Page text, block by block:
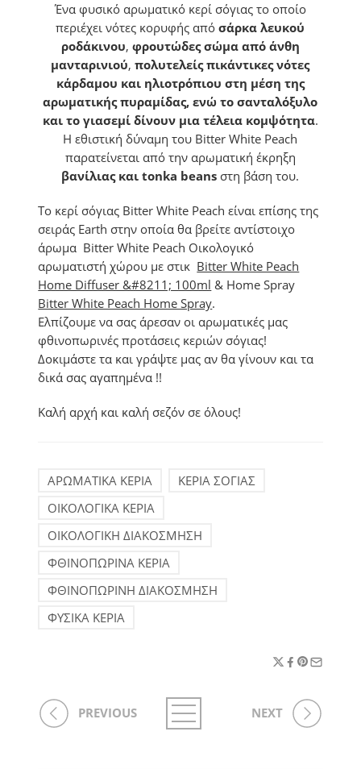
Ένα φυσικό αρωματικό κερί σόγιας το οποίο
περιέχει νότες κορυφής απόσάρκα λευκού
ροδάκινου, φρουτώδες σώμα από άνθη
μανταρινιού, πολυτελείς πικάντικες νότες
κάρδαμου και ηλιοτρόπιου στη μέση της
αρωματικής πυραμίδας, ενώ το σανταλόξυλο
και το γιασεμί δίνουν μια τέλεια κομψότητα.
Η εθιστική δύναμη του Bitter White Peach
παρατείνεται από την αρωματική έκρηξη
βανίλιας και tonka beans στη βάση του.
Το κερί σόγιας Bitter White Peach είναι επίσης της
σειράς Earth στην οποία θα βρείτε αντίστοιχο
άρωμα Bitter White Peach Οικολογικό
αρωματιστή χώρου με στικ Bitter White Peach
Home Diffuser &#8211; 100ml & Home Spray
Bitter White Peach Home Spray.
Ελπίζουμε να σας άρεσαν οι αρωματικές μας
φθινοπωρινές προτάσεις κεριών σόγιας!
Δοκιμάστε τα και γράψτε μας αν θα γίνουν και τα
δικά σας αγαπημένα !!
Καλή αρχή και καλή σεζόν σε όλους!
ΑΡΩΜΑΤΙΚΑ ΚΕΡΙΑ
ΚΕΡΙΑ ΣΟΓΙΑΣ
ΟΙΚΟΛΟΓΙΚΑ ΚΕΡΙΑ
ΟΙΚΟΛΟΓΙΚΗ ΔΙΑΚΟΣΜΗΣΗ
ΦΘΙΝΟΠΩΡΙΝΑ ΚΕΡΙΑ
ΦΘΙΝΟΠΩΡΙΝΗ ΔΙΑΚΟΣΜΗΣΗ
ΦΥΣΙΚΑ ΚΕΡΙΑ
PREVIOUS NEXT